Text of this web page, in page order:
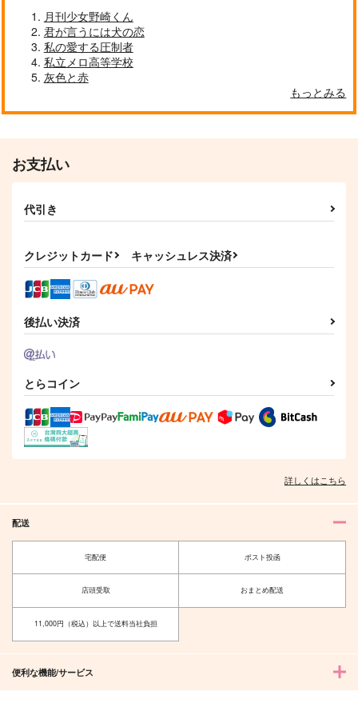
おれのかわいいかわい
い陸奥守
787円（税込）
サンプル
蔵に宿りし愛のたね
858円（税込）
サンプル
ヘ
990円（税込）
サンプル
祝福の雨
あーもんどはちみつ
サンプル
月刊少女野崎くん
君が言うには犬の恋
私の愛する圧制者
私立メロ高等学校
灰色と赤
もっとみる
お支払い
代引き
クレジットカード キャッシュレス決済
後払い決済
とらコイン
詳しくはこちら
配送
宅配便 ポスト投函
店頭受取 おまとめ配送
11,000円（税込）以上で送料当社負担
便利な機能/サービス